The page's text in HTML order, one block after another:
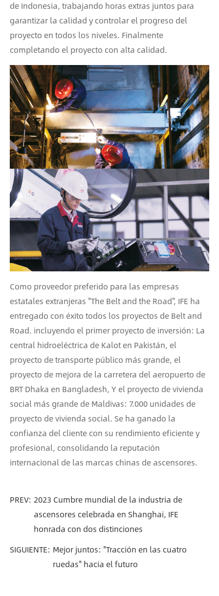
de Indonesia, trabajando horas extras juntos para
garantizar la calidad y controlar el progreso del
proyecto en todos los niveles. Finalmente
completando el proyecto con alta calidad.
Como proveedor preferido para las empresas
estatales extranjeras "The Belt and the Road", IFE ha
entregado con éxito todos los proyectos de Belt and
Road. incluyendo el primer proyecto de inversión: La
central hidroeléctrica de Kalot en Pakistán, el
proyecto de transporte público más grande, el
proyecto de mejora de la carretera del aeropuerto de
BRT Dhaka en Bangladesh, Y el proyecto de vivienda
social más grande de Maldivas: 7.000 unidades de
proyecto de vivienda social. Se ha ganado la
confianza del cliente con su rendimiento eficiente y
profesional, consolidando la reputación
internacional de las marcas chinas de ascensores.
PREV: 2023 Cumbre mundial de la industria de
ascensores celebrada en Shanghai, IFE
honrada con dos distinciones
SIGUIENTE: Mejor juntos: "Tracción en las cuatro
ruedas" hacia el futuro